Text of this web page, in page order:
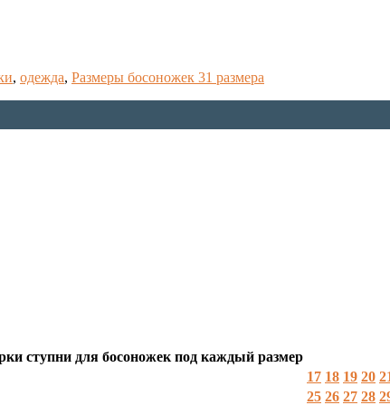
, одежда, Размеры босоножек 31 размера
ступни для босоножек под каждый размер
17 18 19 20
25 26 27 28